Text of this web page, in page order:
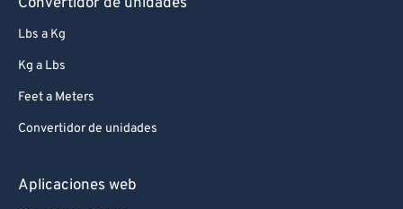
Lbs a Kg
Kg a Lbs
Feet a Meters
Convertidor de unidades
Aplicaciones web